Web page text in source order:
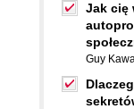
Jak cię
Guy